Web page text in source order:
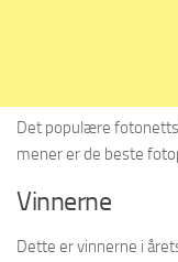
Det populære
mener er de beste
Vinnerne
Dette er vinnerne i